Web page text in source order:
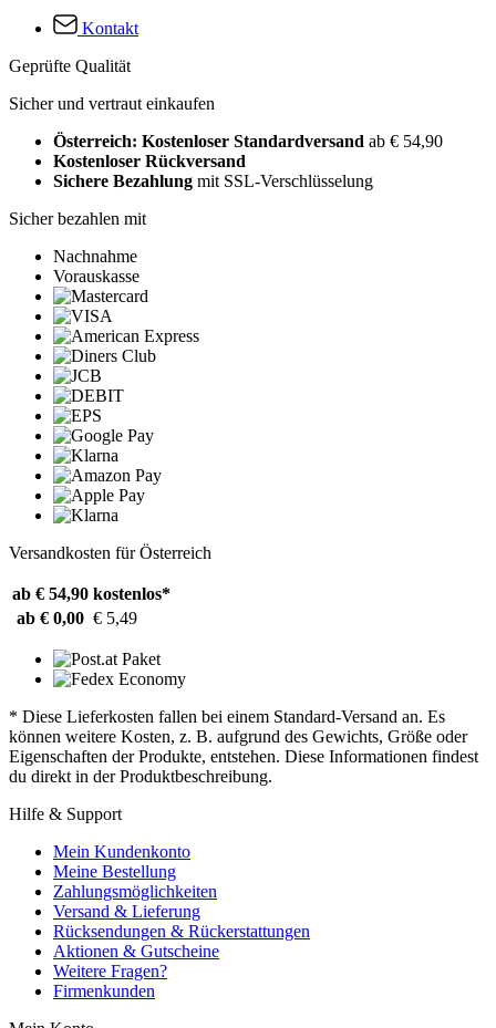
Kontakt
Geprüfte Qualität
Sicher und vertraut einkaufen
Österreich: Kostenloser Standardversand ab € 54,90
Kostenloser Rückversand
Sichere Bezahlung mit SSL-Verschlüsselung
Sicher bezahlen mit
Nachnahme
Vorauskasse
Versandkosten für Österreich
ab € 54,90 kostenlos*
ab € 0,00 € 5,49
* Diese Lieferkosten fallen bei einem Standard-Versand an. Es
können weitere Kosten, z. B. aufgrund des Gewichts, Größe oder
Eigenschaften der Produkte, entstehen. Diese Informationen findest
du direkt in der Produktbeschreibung.
Hilfe & Support
Mein Kundenkonto
Meine Bestellung
Zahlungsmöglichkeiten
Versand & Lieferung
Rücksendungen & Rückerstattungen
Aktionen & Gutscheine
Weitere Fragen?
Firmenkunden